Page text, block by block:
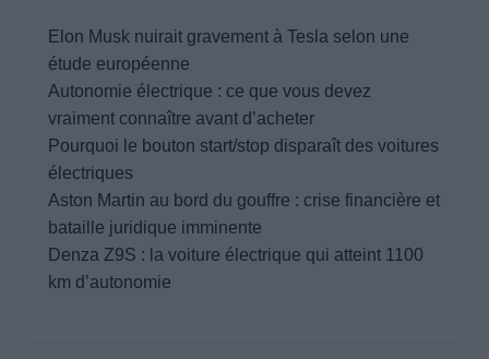
Elon Musk nuirait gravement à Tesla selon une
étude européenne
Autonomie électrique : ce que vous devez
vraiment connaître avant d’acheter
Pourquoi le bouton start/stop disparaît des voitures
électriques
Aston Martin au bord du gouffre : crise financière et
bataille juridique imminente
Denza Z9S : la voiture électrique qui atteint 1100
km d’autonomie